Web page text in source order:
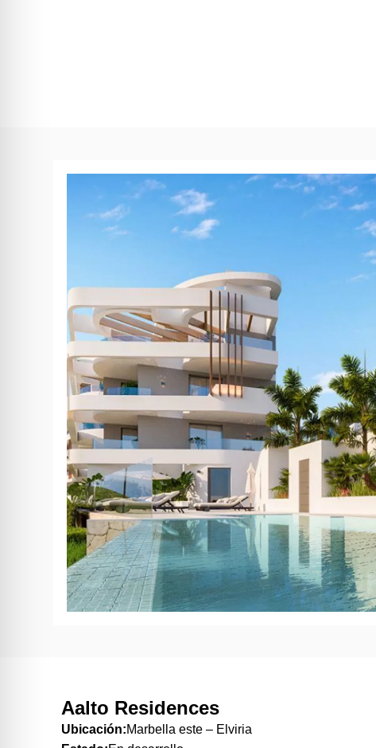
Aalto Residences
Ubicación:Marbella este – Elviria